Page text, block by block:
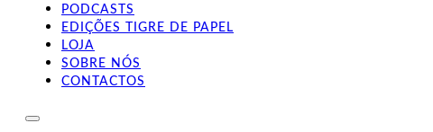
PODCASTS
EDIÇÕES TIGRE DE PAPEL
LOJA
SOBRE NÓS
CONTACTOS